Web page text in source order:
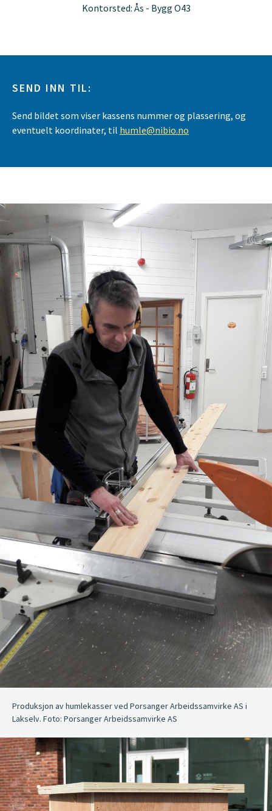
Kontorsted: Ås - Bygg O43
SEND INN TIL:
Send bildet som viser kassens nummer og plassering, og
eventuelt koordinater, til humle@nibio.no
Produksjon av humlekasser ved Porsanger Arbeidssamvirke AS i
Lakselv. Foto: Porsanger Arbeidssamvirke AS